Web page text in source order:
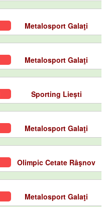
Metalosport Galaţi
Metalosport Galaţi
Sporting Liești
Metalosport Galaţi
Olimpic Cetate Râşnov
Metalosport Galaţi